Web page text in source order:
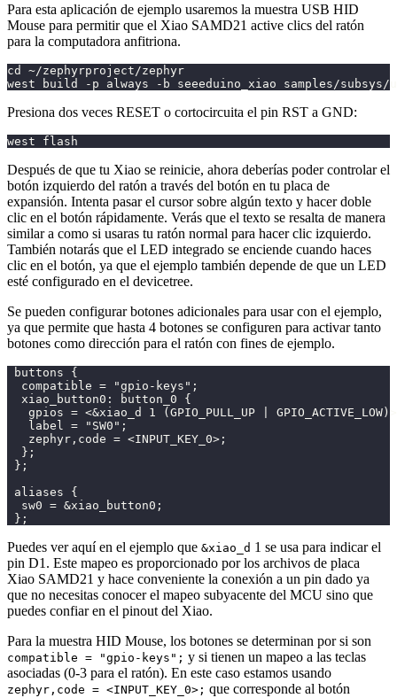
Para esta aplicación de ejemplo usaremos la muestra USB HID
Mouse para permitir que el Xiao SAMD21 active clics del ratón
para la computadora anfitriona.
cd ~/zephyrproject/zephyr
west build -p always -b seeeduino_xiao samples/subsys/
Presiona dos veces RESET o cortocircuita el pin RST a GND:
west flash
Después de que tu Xiao se reinicie, ahora deberías poder controlar el
botón izquierdo del ratón a través del botón en tu placa de
expansión. Intenta pasar el cursor sobre algún texto y hacer doble
clic en el botón rápidamente. Verás que el texto se resalta de manera
similar a como si usaras tu ratón normal para hacer clic izquierdo.
También notarás que el LED integrado se enciende cuando haces
clic en el botón, ya que el ejemplo también depende de que un LED
esté configurado en el devicetree.
Se pueden configurar botones adicionales para usar con el ejemplo,
ya que permite que hasta 4 botones se configuren para activar tanto
botones como dirección para el ratón con fines de ejemplo.
buttons {
  compatible = "gpio-keys";
  xiao_button0: button_0 {
gpios = <&xiao_d 1 (GPIO_PULL_UP |
   label = "SW0";
   zephyr,code = <INPUT_KEY_0>;
  };
};
aliases {
  sw0 = &xiao_button0;
};
Puedes ver aquí en el ejemplo que &xiao_d 1 se usa para indicar el
pin D1. Este mapeo es proporcionado por los archivos de placa
Xiao SAMD21 y hace conveniente la conexión a un pin dado ya
que no necesitas conocer el mapeo subyacente del MCU sino que
puedes confiar en el pinout del Xiao.
Para la muestra HID Mouse, los botones se determinan por si son
compatible = "gpio-keys"; y si tienen un mapeo a las teclas
asociadas (0-3 para el ratón). En este caso estamos usando
zephyr,code = <INPUT_KEY_0>; que corresponde al botón